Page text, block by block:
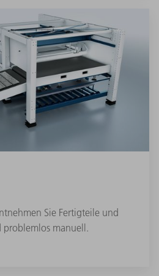
Sie Fertigteile und
problemlos manuell.